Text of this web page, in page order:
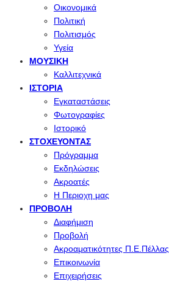
Οικονομικά
Πολιτική
Πολιτισμός
Υγεία
ΜΟΥΣΙΚΉ
Καλλιτεχνικά
ΙΣΤΟΡΊΑ
Εγκαταστάσεις
Φωτογραφίες
Ιστορικό
ΣΤΟΧΕΎΟΝΤΑΣ
Πρόγραμμα
Εκδηλώσεις
Ακροατές
Η Περιοχη μας
ΠΡΟΒΟΛΉ
Διαφήμιση
Προβολή
Ακροαματικότητες Π.Ε.Πέλλας
Επικοινωνία
Επιχειρήσεις